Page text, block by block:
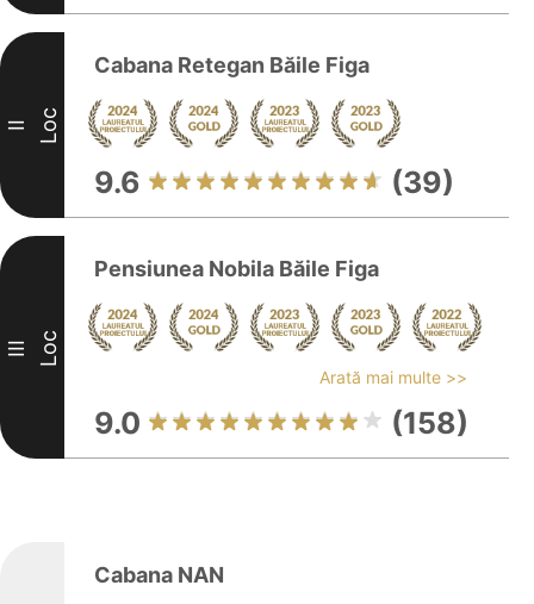
II Loc
Cabana Retegan Băile Figa
9.6 (39)
III Loc
Pensiunea Nobila Băile Figa
Arată mai multe >>
9.0 (158)
Cabana NAN